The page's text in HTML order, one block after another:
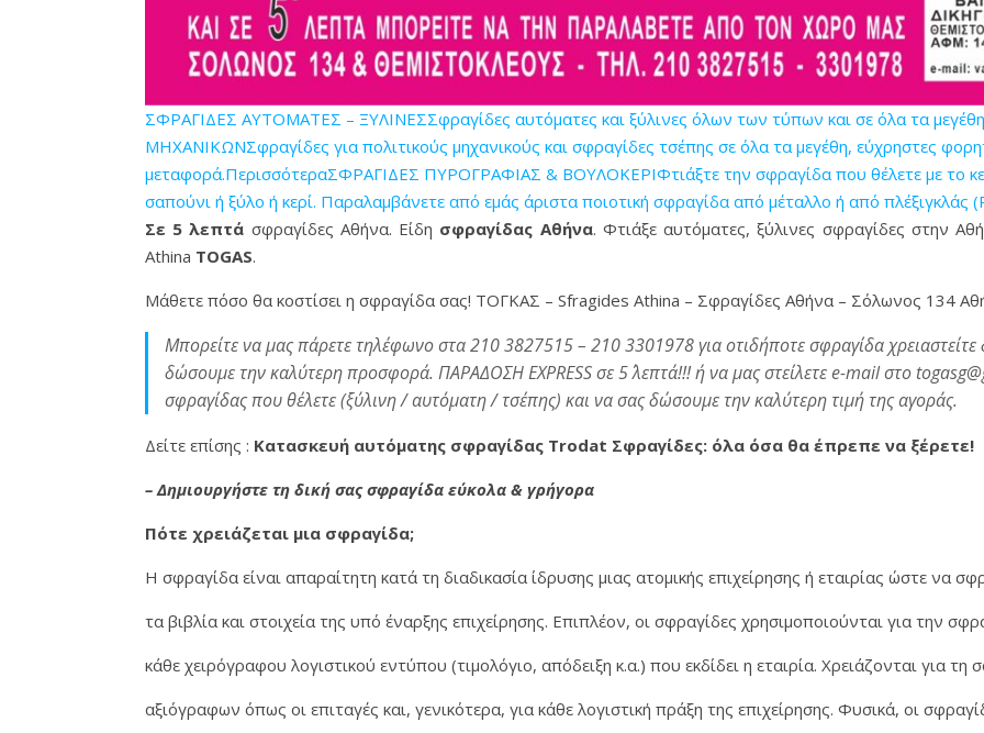
ΣΦΡΑΓΙΔΕΣ ΑΥΤΟΜΑΤΕΣ – ΞΥΛΙΝΕΣΣφραγίδες αυτόματες και ξύλινες όλων των τύπων και σε όλα τα
ΜΗΧΑΝΙΚΩΝΣφραγίδες για πολιτικούς μηχανικούς και σφραγίδες τσέπης σε όλα τα μεγέθη, εύχρηστες
μεταφορά.ΠερισσότεραΣΦΡΑΓΙΔΕΣ ΠΥΡΟΓΡΑΦΙΑΣ & ΒΟΥΛΟΚΕΡΙΦτιάξτε την σφραγίδα που θέλετε με το
σαπούνι ή ξύλο ή κερί. Παραλαμβάνετε από εμάς άριστα ποιοτική σφραγίδα από μέταλλο ή από πλέξιγκλάς
Σε 5 λεπτά σφραγίδες Αθήνα. Είδη σφραγίδας Αθήνα. Φτιάξε αυτόματες, ξύλινες σφραγίδες στην
Athina TOGAS.
Μάθετε πόσο θα κοστίσει η σφραγίδα σας! ΤΟΓΚΑΣ – Sfragides Athina – Σφραγίδες Αθήνα – Σόλωνος 134
Μπορείτε να μας πάρετε τηλέφωνο στα 210 3827515 – 210 3301978 για οτιδήποτε σφραγίδα
δώσουμε την καλύτερη προσφορά. ΠΑΡΑΔΟΣΗ EXPRESS σε 5΄ λεπτά!!! ή να μας στείλετε e-mail στο
σφραγίδας που θέλετε (ξύλινη / αυτόματη / τσέπης) και να σας δώσουμε την καλύτερη τιμή της αγοράς.
Δείτε επίσης : Κατασκευή αυτόματης σφραγίδας Trodat Σφραγίδες: όλα όσα θα έπρεπε να ξέρετε!
– Δημιουργήστε τη δική σας σφραγίδα εύκολα & γρήγορα
Πότε χρειάζεται μια σφραγίδα;
H σφραγίδα είναι απαραίτητη κατά τη διαδικασία ίδρυσης μιας ατομικής επιχείρησης ή εταιρίας ώστε να
τα βιβλία και στοιχεία της υπό έναρξης επιχείρησης. Επιπλέον, οι σφραγίδες χρησιμοποιούνται για την
κάθε χειρόγραφου λογιστικού εντύπου (τιμολόγιο, απόδειξη κ.α.) που εκδίδει η εταιρία. Χρειάζονται για τη
αξιόγραφων όπως οι επιταγές και, γενικότερα, για κάθε λογιστική πράξη της επιχείρησης. Φυσικά, οι